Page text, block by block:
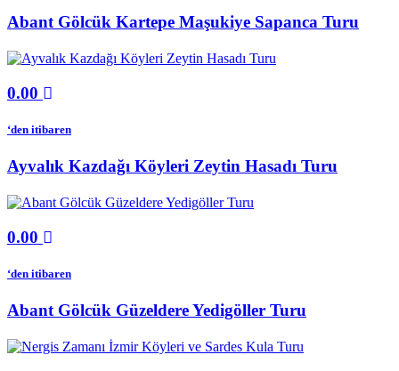
Abant Gölcük Kartepe Maşukiye Sapanca Turu
0.00
‘den itibaren
Ayvalık Kazdağı Köyleri Zeytin Hasadı Turu
0.00
‘den itibaren
Abant Gölcük Güzeldere Yedigöller Turu